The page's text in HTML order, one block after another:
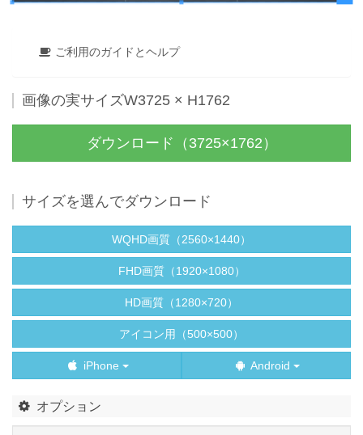
ご利用のガイドとヘルプ
画像の実サイズW3725 × H1762
ダウンロード（3725×1762）
サイズを選んでダウンロード
WQHD画質（2560×1440）
FHD画質（1920×1080）
HD画質（1280×720）
アイコン用（500×500）
iPhone Android
オプション